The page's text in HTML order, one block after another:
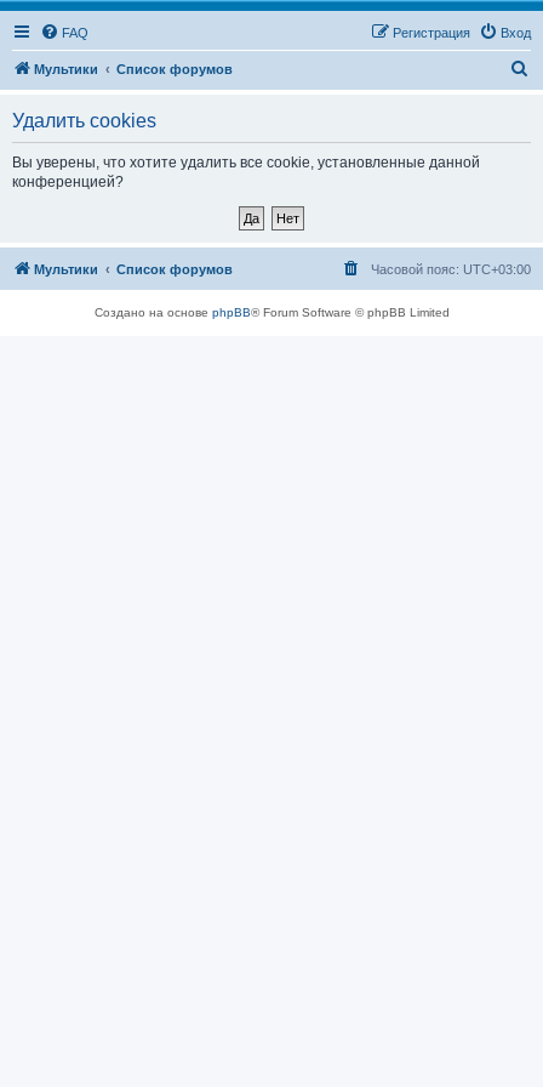
FAQ Вход
Регистрация
Мультики Список форумов
Удалить cookies
Вы уверены, что хотите удалить все cookie, установленные данной
конференцией?
Мультики Список форумов Часовой пояс: UTC+03:00
Создано на основе phpBB® Forum Software © phpBB Limited